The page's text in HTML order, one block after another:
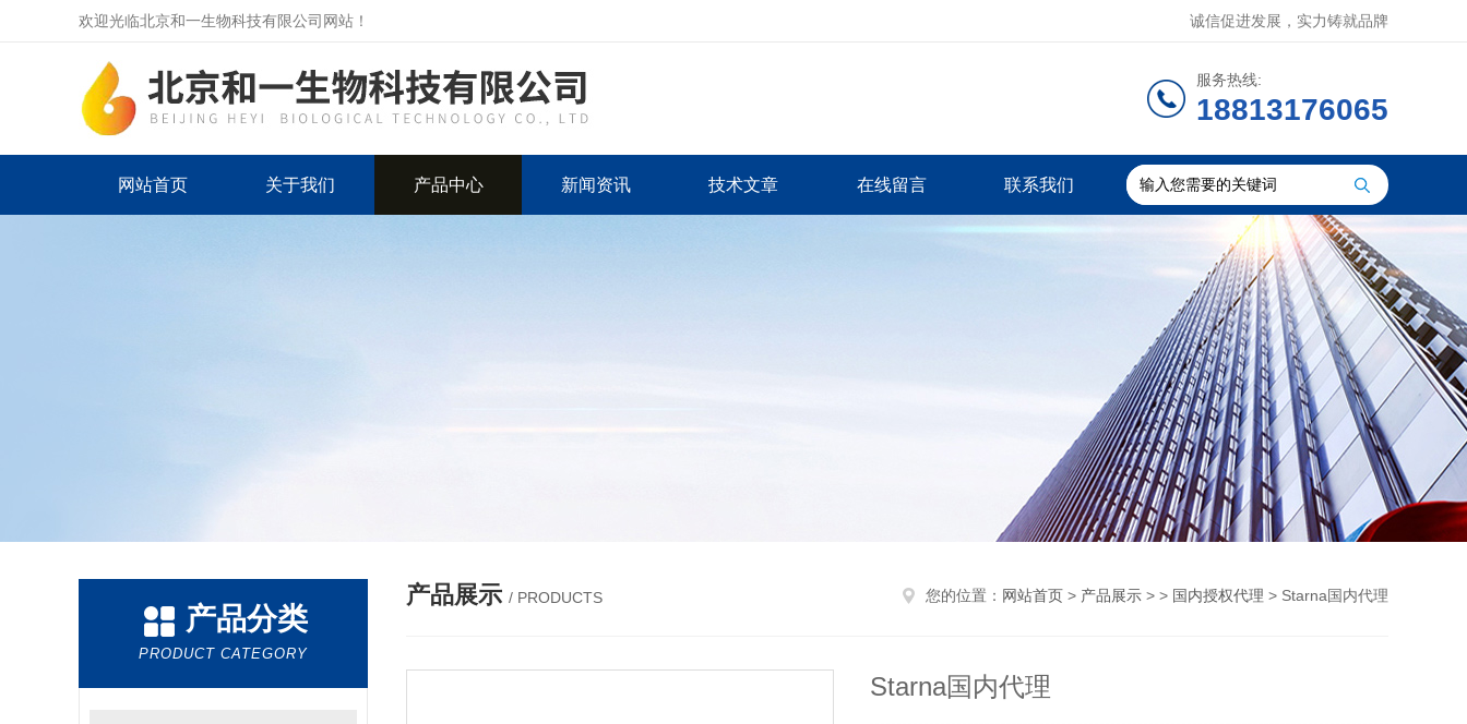
欢迎光临北京和一生物科技有限公司网站！ 诚信促进发展，实力铸就品牌
服务热线:
18813176065
网站首页 关于我们 产品中心 新闻资讯 技术文章 在线留言 联系我们
产品分类
PRODUCT CATEGORY
产品展示 / PRODUCTS 您的位置： 网站首页 > 产品展示 > > 国内授权代理 > Starna国内代理
Starna国内代理